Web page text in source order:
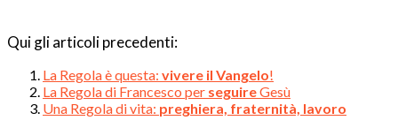
Qui gli articoli precedenti:
La Regola è questa: vivere il Vangelo!
La Regola di Francesco per seguireGesù
Una Regola di vita: preghiera, fraternità, lavoro